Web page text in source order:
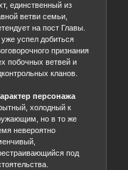
единственный из
ветви семьи,
на пост Главы.
успел добиться
признания
побочных ветвей и
кланов.
персонажа
холодный к
но в то же
невероятно
под